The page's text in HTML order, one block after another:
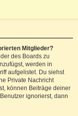
Mitglieder?
des Boards zu
werden in
aufgelistet. Du siehst
Private Nachricht
können Beiträge deiner
ignorierst, dann